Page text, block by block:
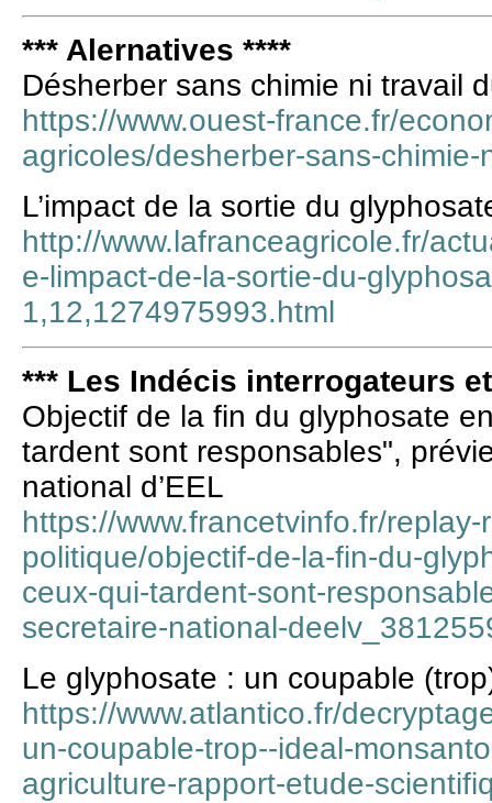
*** Alernatives ****
Désherber sans chimie ni travail
https://www.ouest-france.fr/
agricoles/desherber-sans-
L’impact de la sortie du
http://www.lafranceagricole.fr/
e-limpact-de-la-sortie-du-
1,12,1274975993.html
*** Les Indécis interrogateurs
Objectif de la fin du glyphosate
tardent sont responsables",
national d’EEL
https://www.francetvinfo.fr/
politique/objectif-de-la-fin-du-
ceux-qui-tardent-sont-
secretaire-national-
Le glyphosate : un coupable
https://www.atlantico.fr/
un-coupable-trop--ideal-
agriculture-rapport-etude-